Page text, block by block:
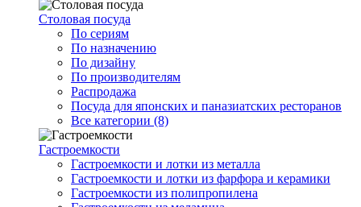
Столовая посуда
По сериям
По назначению
По дизайну
По производителям
Распродажа
Посуда для японских и паназиатских ресторанов
Все категории (8)
Гастроемкости
Гастроемкости и лотки из металла
Гастроемкости и лотки из фарфора и керамики
Гастроемкости из полипропилена